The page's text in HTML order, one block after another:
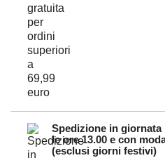
Spedizione in
le ore 13.00 e con
(esclusi giorni festivi)